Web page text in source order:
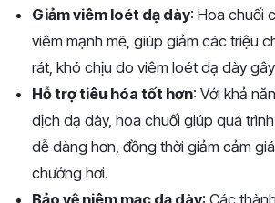
Giảm viêm loét dạ dày: Hoa chuối
viêm mạnh mẽ, giúp giảm các triệu
rát, khó chịu do viêm loét dạ dày
Hỗ trợ tiêu hóa tốt hơn: Với khả
dịch dạ dày, hoa chuối giúp quá
dễ dàng hơn, đồng thời giảm cảm
chướng hơi.